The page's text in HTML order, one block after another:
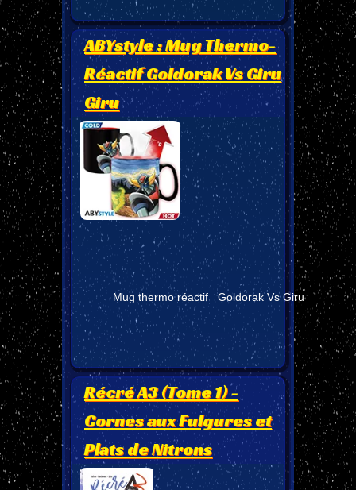
ABYstyle : Mug Thermo-
Réactif Goldorak Vs Giru
Giru
Mug thermo réactif Goldorak Vs Giru
Récré A3 (Tome 1) -
Cornes aux Fulgures et
Plats de Nitrons